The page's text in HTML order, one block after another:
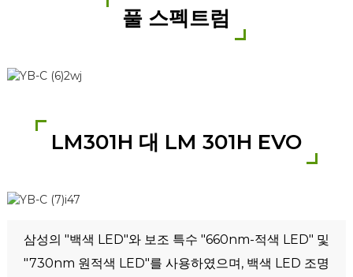
풀 스펙트럼
LM301H 대 LM 301H EVO
삼성의 "백색 LED"와 보조 특수 "660nm-적색 LED" 및
"730nm 원적색 LED"를 사용하였으며, 백색 LED 조명